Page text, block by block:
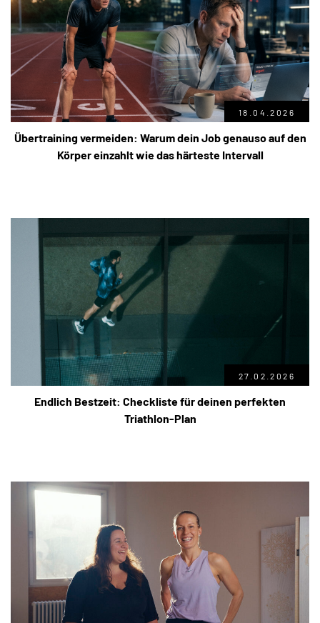
18.04.2026
Übertraining vermeiden: Warum dein Job genauso auf den
Körper einzahlt wie das härteste Intervall
27.02.2026
Endlich Bestzeit: Checkliste für deinen perfekten
Triathlon-Plan